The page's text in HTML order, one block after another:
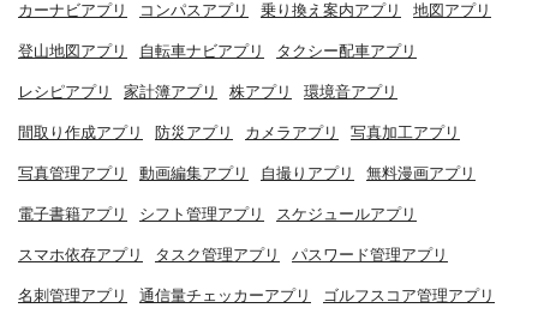
カーナビアプリ コンパスアプリ 乗り換え案内アプリ 地図アプリ
登山地図アプリ 自転車ナビアプリ タクシー配車アプリ
レシピアプリ 家計簿アプリ 株アプリ 環境音アプリ
間取り作成アプリ 防災アプリ カメラアプリ 写真加工アプリ
写真管理アプリ 動画編集アプリ 自撮りアプリ 無料漫画アプリ
電子書籍アプリ シフト管理アプリ スケジュールアプリ
スマホ依存アプリ タスク管理アプリ パスワード管理アプリ
名刺管理アプリ 通信量チェッカーアプリ ゴルフスコア管理アプリ